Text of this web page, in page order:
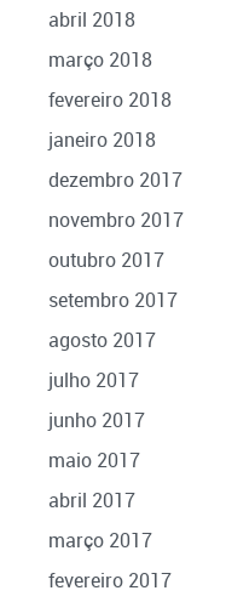
abril 2018
março 2018
fevereiro 2018
janeiro 2018
dezembro 2017
novembro 2017
outubro 2017
setembro 2017
agosto 2017
julho 2017
junho 2017
maio 2017
abril 2017
março 2017
fevereiro 2017